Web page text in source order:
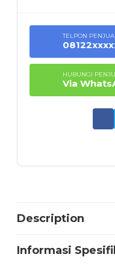
TELPON
HUBUNGI
Via
Description
Informasi